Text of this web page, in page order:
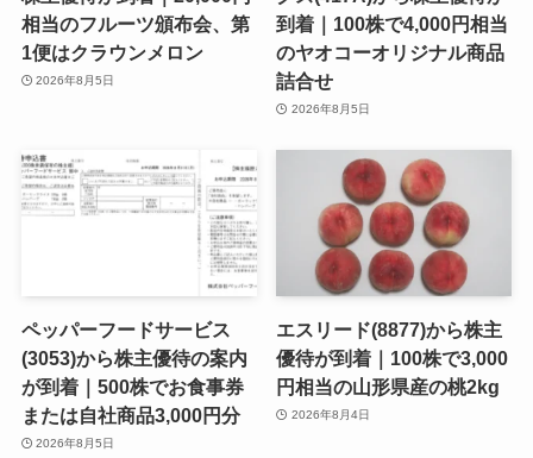
相当のフルーツ頒布会、第
1便はクラウンメロン
2026年8月5日
到着｜100株で4,000円相当
のヤオコーオリジナル商品
詰合せ
2026年8月5日
ペッパーフードサービス
(3053)から株主優待の案内
が到着｜500株でお食事券
または自社商品3,000円分
2026年8月5日
エスリード(8877)から株主
優待が到着｜100株で3,000
円相当の山形県産の桃2kg
2026年8月4日